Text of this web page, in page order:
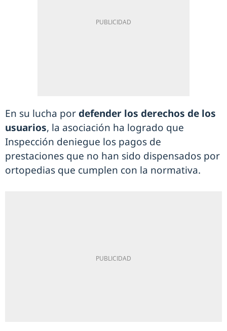
En su lucha por defender los derechos de los
usuarios, la asociación ha logrado que
Inspección deniegue los pagos de
prestaciones que no han sido dispensados por
ortopedias que cumplen con la normativa.